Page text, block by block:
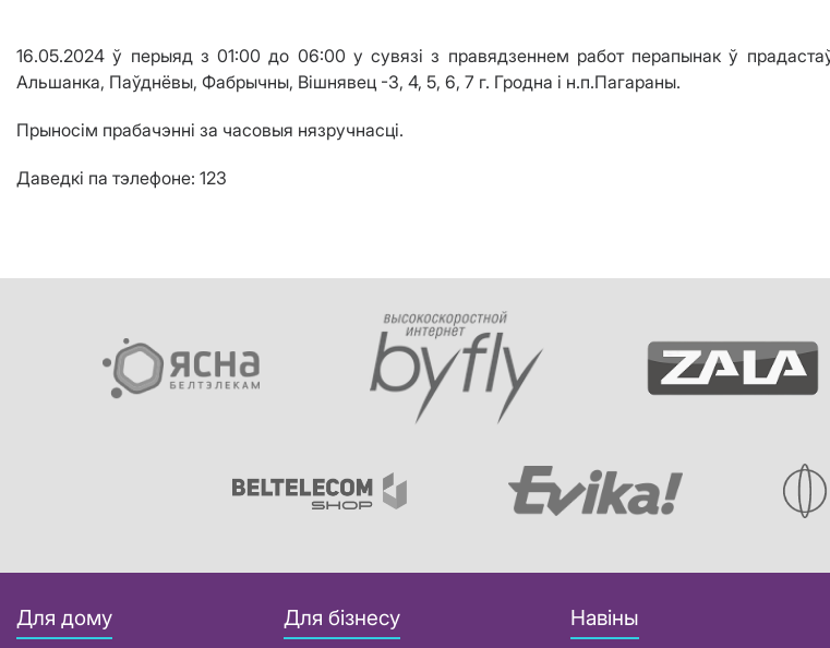
16.05.2024 ў перыяд з01:00 до 06:00 у сувязі з правядзеннем работ перапынак ў
Альшанка, Паўднёвы, Фабрычны, Вішнявец -3, 4, 5, 6, 7 г. Гродна і н.п.Пагараны.
Прыносім прабачэнні за часовыя нязручнасці.
Даведкі па тэлефоне: 123
Для дому Для бізнесу Навіны